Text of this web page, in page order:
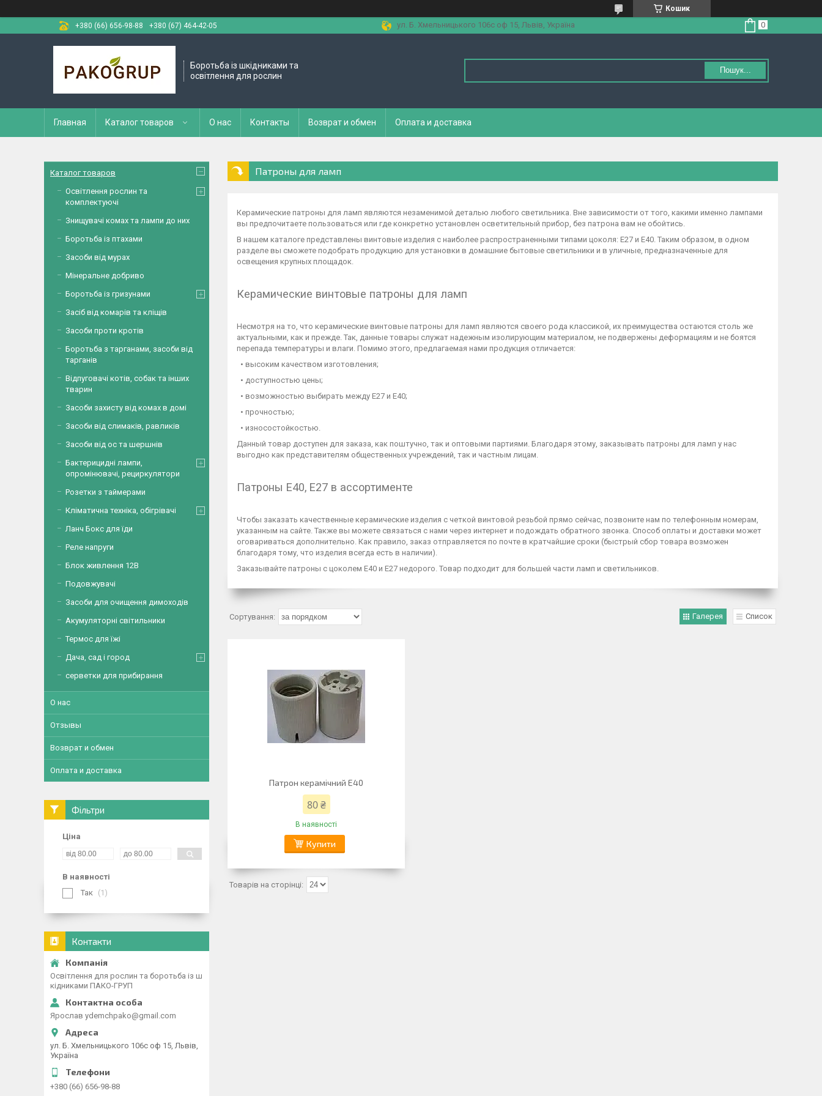
Кошик
+380 (66) 656-98-88
+380 (67) 464-42-05 ул. Б. Хмельницького 106с оф 15, Львів, Україна
Боротьба із шкідниками та
освітлення для рослин
Пошук...
Главная Каталог товаров О нас Контакты Возврат и обмен Оплата и доставка
Патроны для ламп
Керамические патроны для ламп являются незаменимой деталью любого светильника. Вне зависимости от того, какими именно лампами
вы предпочитаете пользоваться или где конкретно установлен осветительный прибор, без патрона вам не обойтись.
В нашем каталоге представлены винтовые изделия с наиболее распространенными типами цоколя: Е27 и Е40. Таким образом, в одном
разделе вы сможете подобрать продукцию для установки в домашние бытовые светильники и в уличные, предназначенные для
освещения крупных площадок.
Керамические винтовые патроны для ламп
Несмотря на то, что керамические винтовые патроны для ламп являются своего рода классикой, их преимущества остаются столь же
актуальными, как и прежде. Так, данные товары служат надежным изолирующим материалом, не подвержены деформациям и не боятся
перепада температуры и влаги. Помимо этого, предлагаемая нами продукция отличается:
• высоким качеством изготовления;
• доступностью цены;
• возможностью выбирать между Е27 и Е40;
• прочностью;
• износостойкостью.
Данный товар доступен для заказа, как поштучно, так и оптовыми партиями. Благодаря этому, заказывать патроны для ламп у нас
выгодно как представителям общественных учреждений, так и частным лицам.
Патроны Е40, Е27 в ассортименте
Чтобы заказать качественные керамические изделия с четкой винтовой резьбой прямо сейчас, позвоните нам по телефонным номерам,
указанным на сайте. Также вы можете связаться с нами через интернет и подождать обратного звонка. Способ оплаты и доставки может
оговариваться дополнительно. Как правило, заказ отправляется по почте в кратчайшие сроки (быстрый сбор товара возможен
благодаря тому, что изделия всегда есть в наличии).
Заказывайте патроны с цоколем Е40 и Е27 недорого. Товар подходит для большей части ламп и светильников.
Галерея Список
Патрон керамічний Е40
80 ₴
В наявності
Купити
Каталог товаров
Освітлення рослин та
комплектуючі
Знищувачі комах та лампи до них
Боротьба із птахами
Засоби від мурах
Мінеральне добриво
Боротьба із гризунами
Засіб від комарів та кліщів
Засоби проти кротів
Боротьба з тарганами, засоби від
тарганів
Відпуговачі котів, собак та інших
тварин
Засоби захисту від комах в домі
Засоби від слимаків, равликів
Засоби від ос та шершнів
Бактерицидні лампи,
опромінювачі, рециркулятори
Розетки з таймерами
Кліматична техніка, обігрівачі
Ланч Бокс для їди
Реле напруги
Блок живлення 12В
Подовжувачі
Засоби для очищення димоходів
Акумуляторні світильники
Термос для їжі
Дача, сад і город
серветки для прибирання
О нас
Отзывы
Возврат и обмен
Оплата и доставка
Фільтри
Ціна
В наявності
Так
1
Контакти
Освітлення для рослин та боротьба із ш
кідниками ПАКО-ГРУП
Ярослав ydemchpako@gmail.com
ул. Б. Хмельницького 106с оф 15, Львів,
Україна
+380 (66) 656-98-88